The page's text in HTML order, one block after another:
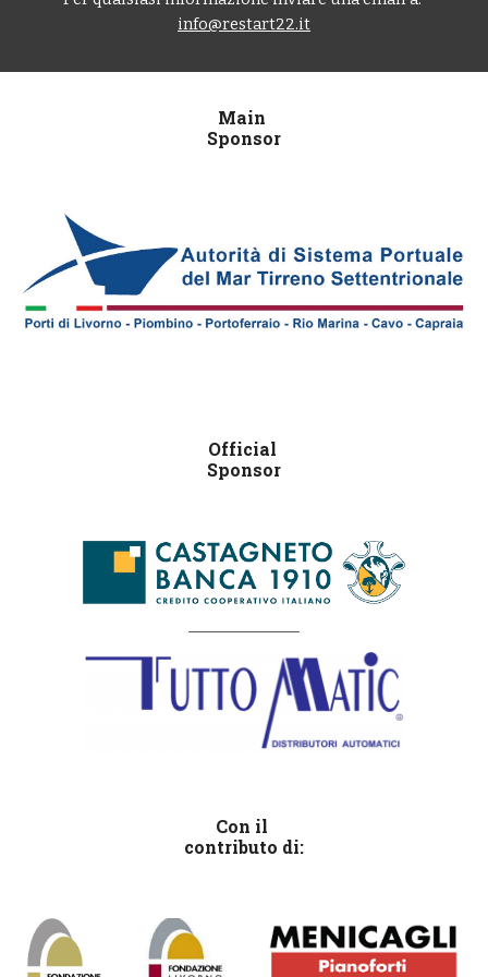
info@restart22.it
Main
Sponsor
Official
Sponsor
Con il
contributo di: